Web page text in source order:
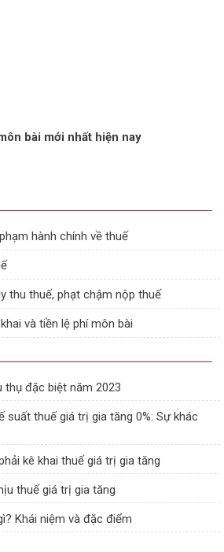
bài mới nhất hiện nay
hành chính về thuế
thu thuế, phạt chậm nộp thuế
và tiền lệ phí môn bài
đặc biệt năm 2023
suất thuế giá trị gia tăng 0%: Sự khác
kê khai thuế giá trị gia tăng
thuế giá trị gia tăng
Khái niệm và đặc điểm